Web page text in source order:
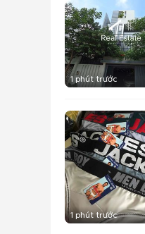
1 phút trước
1 phút trước